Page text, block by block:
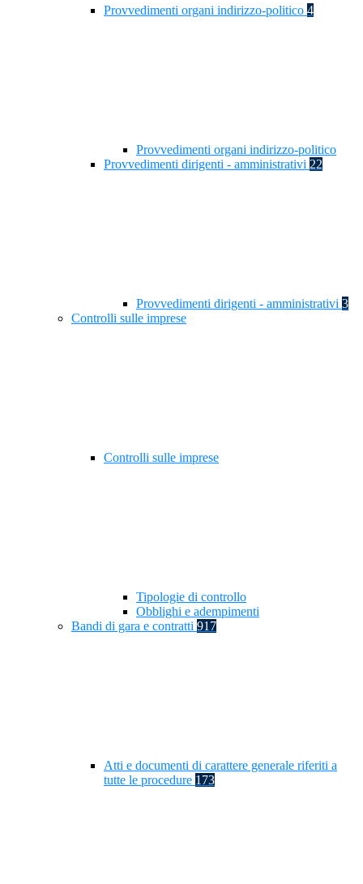
Provvedimenti organi indirizzo-politico 4
Provvedimenti organi indirizzo-politico
Provvedimenti dirigenti - amministrativi 22
Provvedimenti dirigenti - amministrativi 3
Controlli sulle imprese
Controlli sulle imprese
Tipologie di controllo
Obblighi e adempimenti
Bandi di gara e contratti 917
Atti e documenti di carattere generale riferiti a
tutte le procedure 173